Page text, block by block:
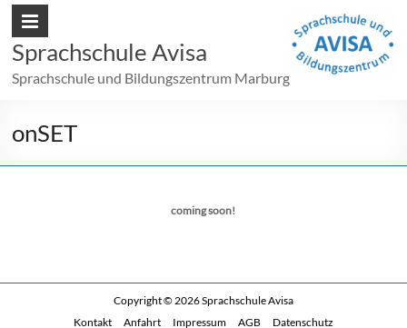
Sprachschule Avisa
Sprachschule und Bildungszentrum Marburg
onSET
coming soon!
Copyright © 2026Sprachschule Avisa
Kontakt
Anfahrt Impressum AGB Datenschutz